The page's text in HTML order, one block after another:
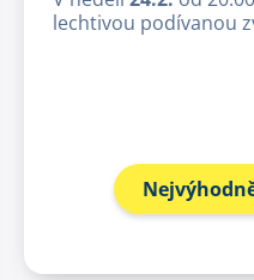
lechtivou podívanou